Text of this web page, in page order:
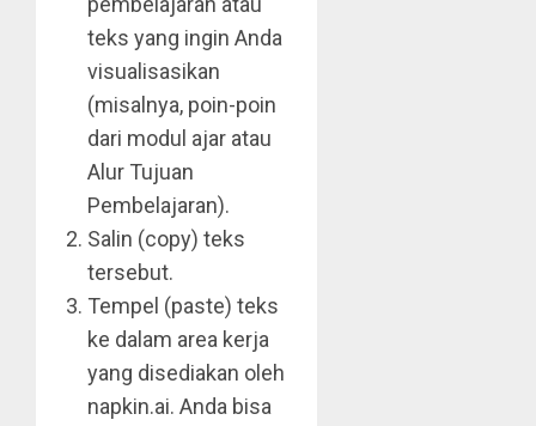
teks yang ingin Anda
visualisasikan
(misalnya, poin-poin
dari modul ajar atau
Alur Tujuan
Pembelajaran).
Salin (copy) teks
tersebut.
Tempel (paste) teks
ke dalam area kerja
yang disediakan oleh
napkin.ai. Anda bisa